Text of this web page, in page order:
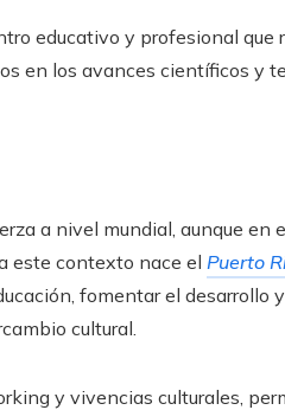
educativo y profesional que
en los avances científicos y
a nivel mundial, aunque en
este contexto nace el Puerto
fomentar el desarrollo
cultural.
y vivencias culturales,